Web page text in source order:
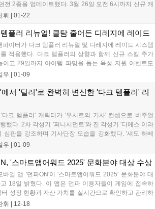
전 2종을 업데이트했다. 3월 26일 오전 6시까지 신규 캐
및 다양한 아이템을 제공하는 기념 이벤트가 진행된다....
휘 01-22
플러 리뉴얼! 클탐 줄어든 디레지에 레이드
파이터가 다크 템플러 리뉴얼 및 디레지에 레이드 시스템
적용했다. 다크 템플러의 상향과 함께 신규 스킬 추가
이고 29일까지 아이템 파밍을 돕는 육성 지원 이벤트도
우 01-09
서 '딜러'로 완벽히 변신한 '다크 템플러' 리
다크 템플러' 캐릭터가 '우시르의 기사' 컨셉으로 비주얼
했다. 2차 각성기 '퍼니시먼트'와 진 각성기 '디에스 이라
심판을 강조하며 기사단장 모습을 강화했다. '섀도 하베
킬 이펙트도 어둡게 변경되었고, 비주얼 개선과 함께 스
우 01-09
'스마트앱어워드 2025' 문화분야 대상 수상
바일 앱 '던파ON'이 '스마트앱어워드 2025' 문화분야 대
18일 밝혔다. 이 앱은 던파 이용자들이 게임에 접속하
터 성장 현황과 자산 가치를 실시간으로 확인하고 관리하
혁신적인 기능과 편의성으로 높은 평가를 받았다....
휘 12-18